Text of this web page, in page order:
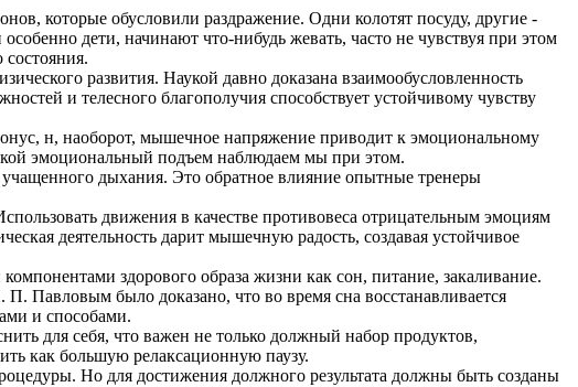
которые обусловили раздражение. Одни колотят посуду, другие -
дети, начинают что-нибудь жевать, часто не чувствуя при этом
развития. Наукой давно доказана взаимообусловленность
и телесного благополучия способствует устойчивому чувству
н, наоборот, мышечное напряжение приводит к эмоциональному
эмоциональный подъем наблюдаем мы при этом.
дыхания. Это обратное влияние опытные тренеры
движения в качестве противовеса отрицательным эмоциям
деятельность дарит мышечную радость, создавая устойчивое
здорового образа жизни как сон, питание, закаливание.
Павловым было доказано, что во время сна восстанавливается
и способами.
для себя, что важен не только должный набор продуктов,
как большую релаксационную паузу.
Но для достижения должного результата должны быть созданы